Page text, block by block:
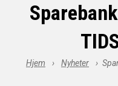
Hjem › Nyheter ›